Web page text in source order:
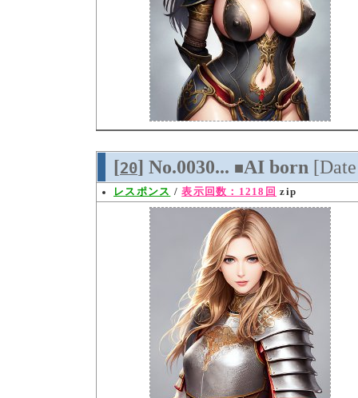
[20] No.0030... ■AI born
レスポンス /表示回数：1218回 zip